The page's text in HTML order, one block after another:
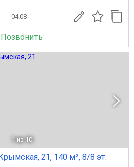
04.08
Позвонить
1 из 10
21, 140 м², 8/8 эт.